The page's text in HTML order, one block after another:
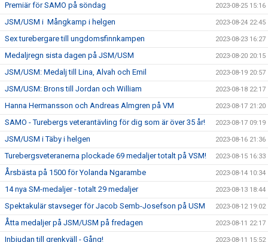
Premiär för SAMO på söndag 2023-08-25 15:16
JSM/USM i Mångkamp i helgen 2023-08-24 22:45
Sex turebergare till ungdomsfinnkampen 2023-08-23 16:27
Medaljregn sista dagen på JSM/USM 2023-08-20 20:15
JSM/USM: Medalj till Lina, Alvah och Emil 2023-08-19 20:57
JSM/USM: Brons till Jordan och William 2023-08-18 22:17
Hanna Hermansson och Andreas Almgren på VM 2023-08-17 21:20
SAMO - Turebergs veterantävling för dig som är över 35 år! 2023-08-17 09:19
JSM/USM i Täby i helgen 2023-08-16 21:36
Turebergsveteranerna plockade 69 medaljer totalt på VSM! 2023-08-15 16:33
Årsbästa på 1500 för Yolanda Ngarambe 2023-08-14 10:34
14 nya SM-medaljer - totalt 29 medaljer 2023-08-13 18:44
Spektakulär stavseger för Jacob Semb-Josefson på USM 2023-08-12 19:02
Åtta medaljer på JSM/USM på fredagen 2023-08-11 22:17
Inbjudan till grenkväll - Gång! 2023-08-11 15:52